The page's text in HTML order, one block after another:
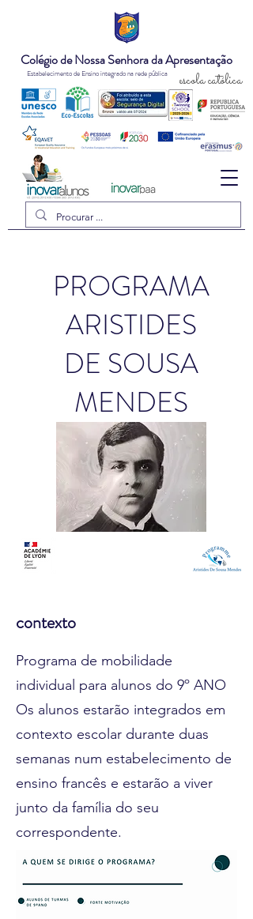
Colégio de Nossa Senhora da Apresentação
escola católica
Estabelecimento de Ensino integrado na rede pública
PROGRAMA
ARISTIDES
DE SOUSA
MENDES
contexto
Programa de mobilidade
individual para alunos do 9º ANO
Os alunos estarão integrados em
contexto escolar durante duas
semanas num estabelecimento de
ensino francês e estarão a viver
junto da família do seu
correspondente.